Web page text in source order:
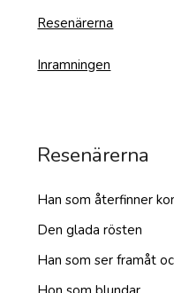
Resenärerna
Inramningen
Resenärerna
Han som återfinner
Den glada rösten
Han som ser framåt